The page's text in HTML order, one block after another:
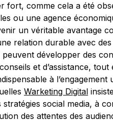
fort, comme cela a été
ou une agence
un véritable avantage
relation durable avec
peuvent développer des
et d’assistance,
à l’engagement
Warketing Digital
social media, à
des attentes des